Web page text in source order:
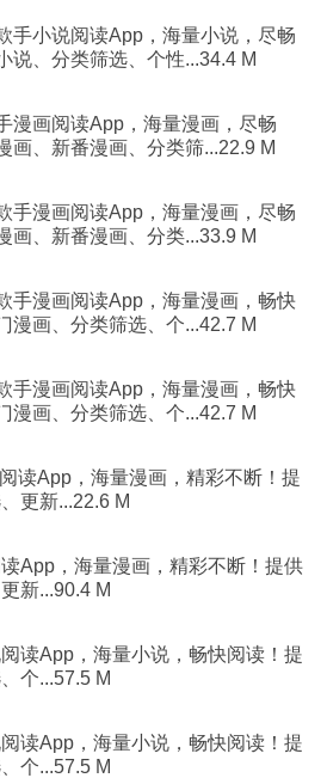
手小说阅读App，海量小说，尽畅
说、分类筛选、个性...34.4 M
漫画阅读App，海量漫画，尽畅
画、新番漫画、分类筛...22.9 M
手漫画阅读App，海量漫画，尽畅
画、新番漫画、分类...33.9 M
手漫画阅读App，海量漫画，畅快
漫画、分类筛选、个...42.7 M
手漫画阅读App，海量漫画，畅快
漫画、分类筛选、个...42.7 M
读App，海量漫画，精彩不断！提
更新...22.6 M
App，海量漫画，精彩不断！提供
新...90.4 M
读App，海量小说，畅快阅读！提
个...57.5 M
读App，海量小说，畅快阅读！提
个...57.5 M